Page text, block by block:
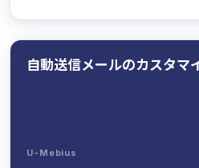
自動送信メールのカスタマ
U-Mebius